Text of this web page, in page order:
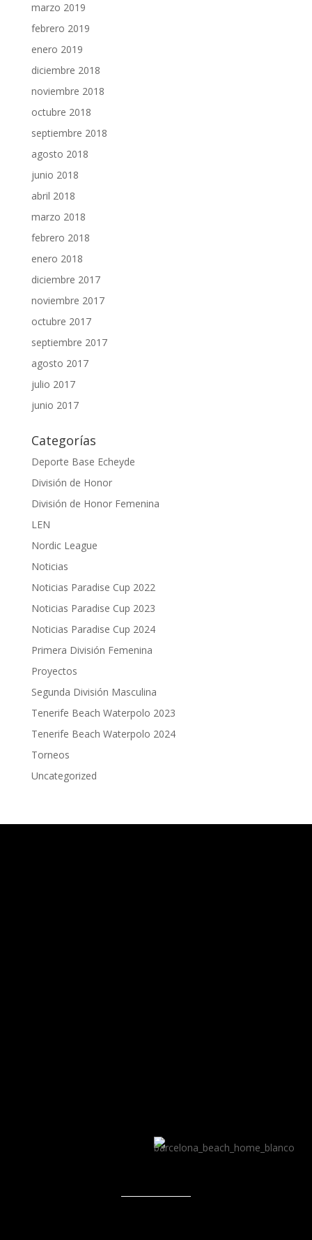
marzo 2019
febrero 2019
enero 2019
diciembre 2018
noviembre 2018
octubre 2018
septiembre 2018
agosto 2018
junio 2018
abril 2018
marzo 2018
febrero 2018
enero 2018
diciembre 2017
noviembre 2017
octubre 2017
septiembre 2017
agosto 2017
julio 2017
junio 2017
Categorías
Deporte Base Echeyde
División de Honor
División de Honor Femenina
LEN
Nordic League
Noticias
Noticias Paradise Cup 2022
Noticias Paradise Cup 2023
Noticias Paradise Cup 2024
Primera División Femenina
Proyectos
Segunda División Masculina
Tenerife Beach Waterpolo 2023
Tenerife Beach Waterpolo 2024
Torneos
Uncategorized